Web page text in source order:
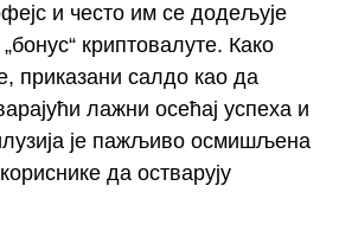
и често им се додељује
криптовалуте. Како
приказани салдо као да
лажни осећај успеха и
је пажљиво осмишљена
да остварују